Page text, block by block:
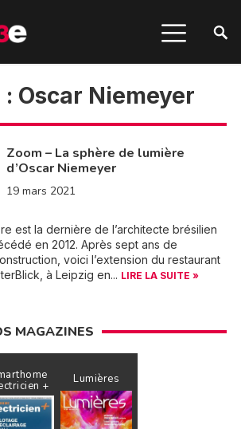
: Oscar Niemeyer
Zoom – La sphère de lumière
d’Oscar Niemeyer
19 mars 2021
est la dernière de l’architecte brésilien
en 2012. Après sept ans de
voici l’extension du restaurant
à Leipzig en... LIRE LA SUITE »
MAGAZINES
+ Lumières